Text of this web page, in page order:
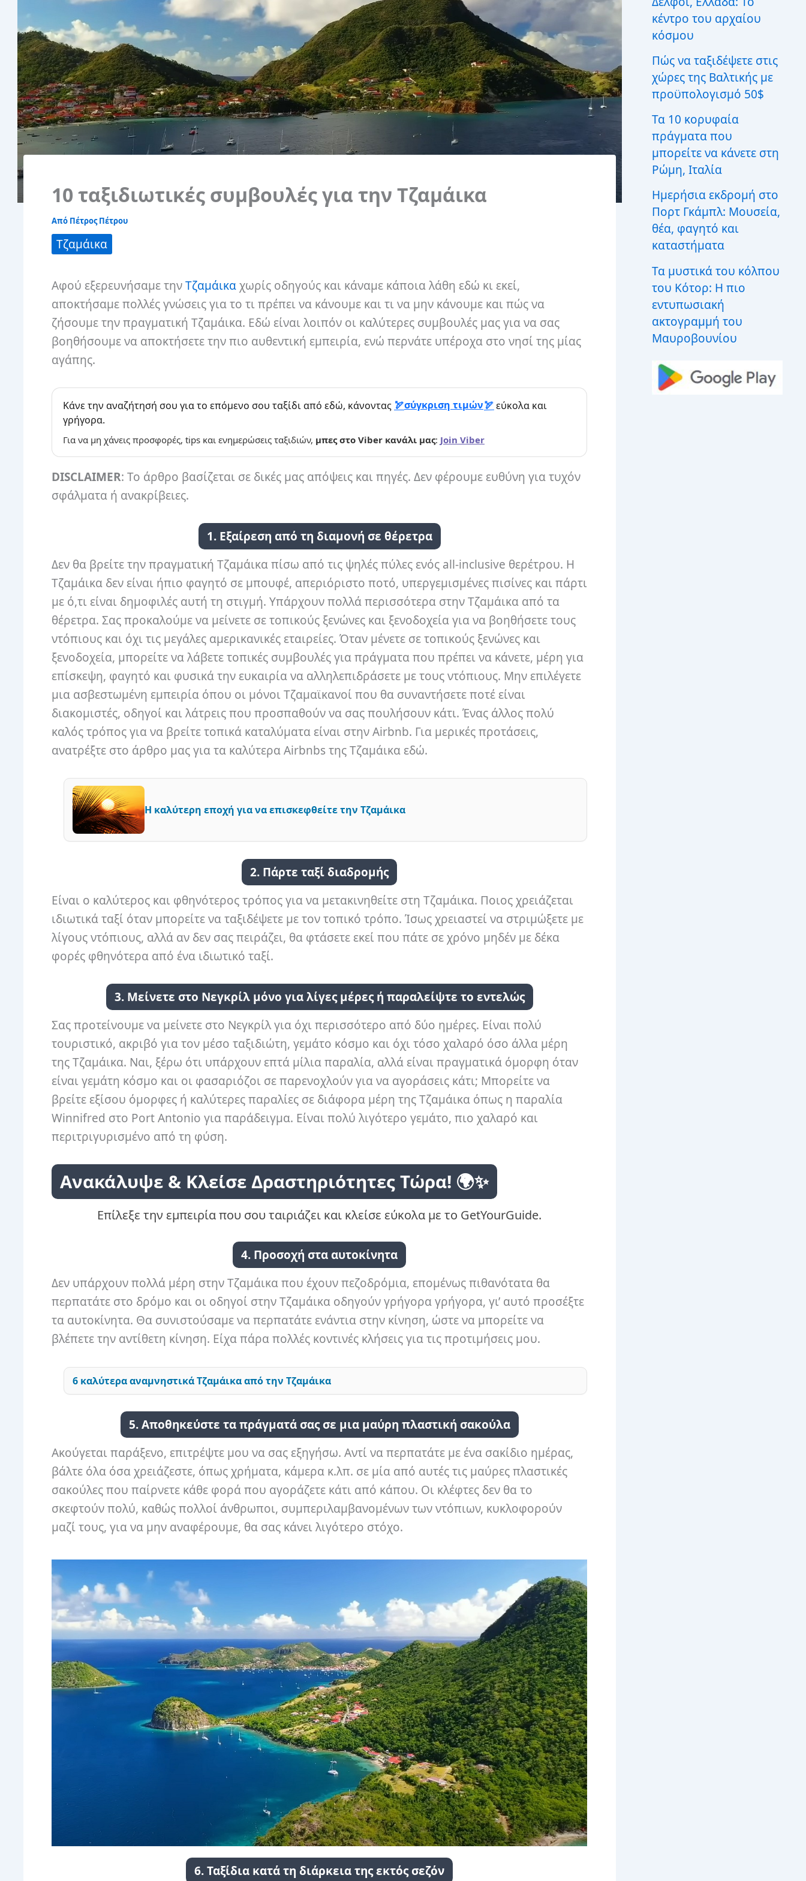
10 ταξιδιωτικές συμβουλές για την Τζαμάικα
Από Πέτρος Πέτρου
Τζαμάικα
Αφού εξερευνήσαμε τηνΤζαμάικαχωρίς οδηγούς και κάναμε κάποια λάθη εδώ κι εκεί,
αποκτήσαμε πολλές γνώσεις για το τι πρέπει να κάνουμε και τι να μην κάνουμε και πώς να
ζήσουμε την πραγματική Τζαμάικα. Εδώ είναι λοιπόν οι καλύτερες συμβουλές μας για να σας
βοηθήσουμε να αποκτήσετε την πιο αυθεντική εμπειρία, ενώ περνάτε υπέροχα στο νησί της μίας
αγάπης.
Κάνε την αναζήτησή σου για το επόμενο σου ταξίδι από εδώ, κάνοντας σύγκριση τιμών
εύκολα και
γρήγορα.
Για να μη χάνεις προσφορές, tips και ενημερώσεις ταξιδιών, μπες στο Viber κανάλι μας: Join Viber
DISCLAIMER: Το άρθρο βασίζεται σε δικές μας απόψεις και πηγές. Δεν φέρουμε ευθύνη για τυχόν
σφάλματα ή ανακρίβειες.
1. Εξαίρεση από τη διαμονή σε θέρετρα
Δεν θα βρείτε την πραγματική Τζαμάικα πίσω από τις ψηλές πύλες ενός all-inclusive θερέτρου. Η
Τζαμάικα δεν είναι ήπιο φαγητό σε μπουφέ, απεριόριστο ποτό, υπεργεμισμένες πισίνες και πάρτι
με ό,τι είναι δημοφιλές αυτή τη στιγμή. Υπάρχουν πολλά περισσότερα στην Τζαμάικα από τα
θέρετρα. Σας προκαλούμε να μείνετε σε τοπικούς ξενώνες και ξενοδοχεία για να βοηθήσετε τους
ντόπιους και όχι τις μεγάλες αμερικανικές εταιρείες. Όταν μένετε σε τοπικούς ξενώνες και
ξενοδοχεία, μπορείτε να λάβετε τοπικές συμβουλές για πράγματα που πρέπει να κάνετε, μέρη για
επίσκεψη, φαγητό και φυσικά την ευκαιρία να αλληλεπιδράσετε με τους ντόπιους. Μην επιλέγετε
μια ασβεστωμένη εμπειρία όπου οι μόνοι Τζαμαϊκανοί που θα συναντήσετε ποτέ είναι
διακομιστές, οδηγοί και λάτρεις που προσπαθούν να σας πουλήσουν κάτι. Ένας άλλος πολύ
καλός τρόπος για να βρείτε τοπικά καταλύματα είναι στην Airbnb. Για μερικές προτάσεις,
ανατρέξτε στο άρθρο μας για τα καλύτερα Airbnbs της Τζαμάικα εδώ.
Η καλύτερη εποχή για να επισκεφθείτε την Τζαμάικα
2. Πάρτε ταξί διαδρομής
Είναι ο καλύτερος και φθηνότερος τρόπος για να μετακινηθείτε στη Τζαμάικα. Ποιος χρειάζεται
ιδιωτικά ταξί όταν μπορείτε να ταξιδέψετε με τον τοπικό τρόπο. Ίσως χρειαστεί να στριμώξετε με
λίγους ντόπιους, αλλά αν δεν σας πειράζει, θα φτάσετε εκεί που πάτε σε χρόνο μηδέν με δέκα
φορές φθηνότερα από ένα ιδιωτικό ταξί.
3. Μείνετε στο Νεγκρίλ μόνο για λίγες μέρες ή παραλείψτε το εντελώς
Σας προτείνουμε να μείνετε στο Νεγκρίλ για όχι περισσότερο από δύο ημέρες. Είναι πολύ
τουριστικό, ακριβό για τον μέσο ταξιδιώτη, γεμάτο κόσμο και όχι τόσο χαλαρό όσο άλλα μέρη
της Τζαμάικα. Ναι, ξέρω ότι υπάρχουν επτά μίλια παραλία, αλλά είναι πραγματικά όμορφη όταν
είναι γεμάτη κόσμο και οι φασαριόζοι σε παρενοχλούν για να αγοράσεις κάτι; Μπορείτε να
βρείτε εξίσου όμορφες ή καλύτερες παραλίες σε διάφορα μέρη της Τζαμάικα όπως η παραλία
Winnifred στο Port Antonio για παράδειγμα. Είναι πολύ λιγότερο γεμάτο, πιο χαλαρό και
περιτριγυρισμένο από τη φύση.
Ανακάλυψε & Κλείσε Δραστηριότητες Τώρα! 🌍✨
Επίλεξε την εμπειρία που σου ταιριάζει και κλείσε εύκολα με το GetYourGuide.
4. Προσοχή στα αυτοκίνητα
Δεν υπάρχουν πολλά μέρη στην Τζαμάικα που έχουν πεζοδρόμια, επομένως πιθανότατα θα
περπατάτε στο δρόμο και οι οδηγοί στην Τζαμάικα οδηγούν γρήγορα γρήγορα, γι’ αυτό προσέξτε
τα αυτοκίνητα. Θα συνιστούσαμε να περπατάτε ενάντια στην κίνηση, ώστε να μπορείτε να
βλέπετε την αντίθετη κίνηση. Είχα πάρα πολλές κοντινές κλήσεις για τις προτιμήσεις μου.
6 καλύτερα αναμνηστικά Τζαμάικα από την Τζαμάικα
5. Αποθηκεύστε τα πράγματά σας σε μια μαύρη πλαστική σακούλα
Ακούγεται παράξενο, επιτρέψτε μου να σας εξηγήσω. Αντί να περπατάτε με ένα σακίδιο ημέρας,
βάλτε όλα όσα χρειάζεστε, όπως χρήματα, κάμερα κ.λπ. σε μία από αυτές τις μαύρες πλαστικές
σακούλες που παίρνετε κάθε φορά που αγοράζετε κάτι από κάπου. Οι κλέφτες δεν θα το
σκεφτούν πολύ, καθώς πολλοί άνθρωποι, συμπεριλαμβανομένων των ντόπιων, κυκλοφορούν
μαζί τους, για να μην αναφέρουμε, θα σας κάνει λιγότερο στόχο.
6. Ταξίδια κατά τη διάρκεια της εκτός σεζόν
ι
α
κέντρο του αρχαίου
κόσμου
Πώς να ταξιδέψετε στις
χώρες της Βαλτικής με
προϋπολογισμό 50$
Τα 10 κορυφαία
πράγματα που
μπορείτε να κάνετε στη
Ρώμη, Ιταλία
Ημερήσια εκδρομή στο
Πορτ Γκάμπλ: Μουσεία,
θέα, φαγητό και
καταστήματα
Τα μυστικά του κόλπου
του Κότορ: Η πιο
εντυπωσιακή
ακτογραμμή του
Μαυροβουνίου